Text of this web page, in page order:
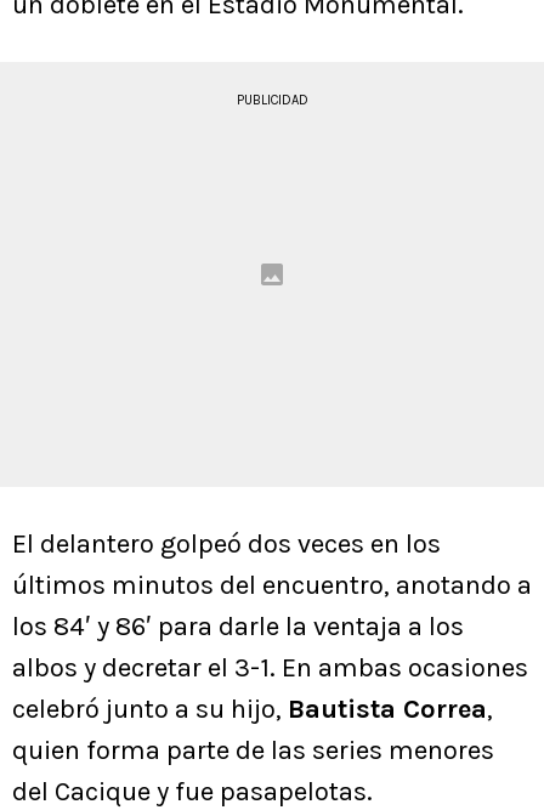
PUBLICIDAD
El delantero golpeó dos veces en los
últimos minutos del encuentro, anotando a
los 84′ y 86′ para darle la ventaja a los
albos y decretar el 3-1. En ambas ocasiones
celebró junto a su hijo, Bautista Correa,
quien forma parte de las series menores
del Cacique y fue pasapelotas.